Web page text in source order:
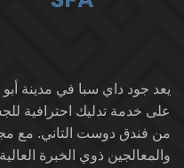
يعد جود داي سبا في مدينة
على خدمة تدليك احترافية
من فندق دوست التاني. مع
والمعالجين ذوي الخبرة